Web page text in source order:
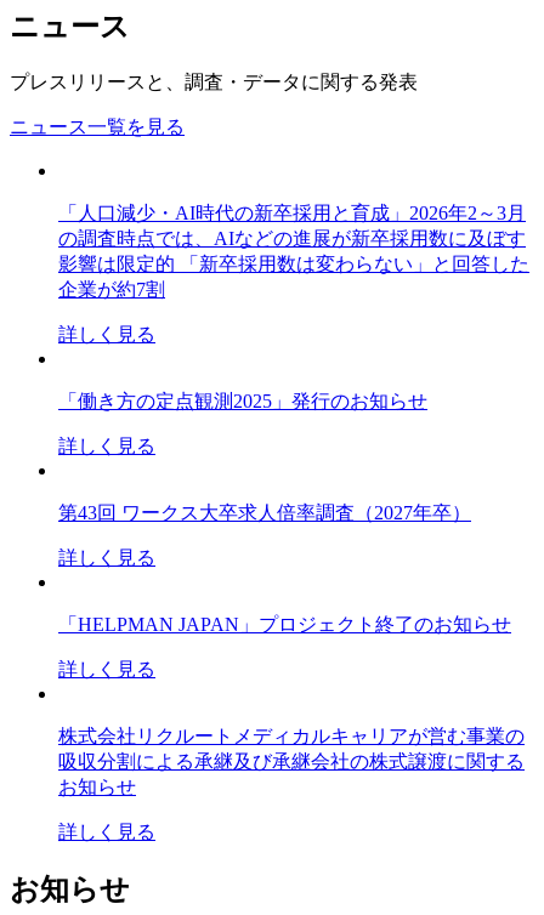
ニュース
プレスリリースと、調査・データに関する発表
ニュース一覧を見る
「人口減少・AI時代の新卒採用と育成」2026年2～3月
の調査時点では、AIなどの進展が新卒採用数に及ぼす
影響は限定的 「新卒採用数は変わらない」と回答した
企業が約7割
詳しく見る
「働き方の定点観測2025」発行のお知らせ
詳しく見る
第43回 ワークス大卒求人倍率調査（2027年卒）
詳しく見る
「HELPMAN JAPAN」プロジェクト終了のお知らせ
詳しく見る
株式会社リクルートメディカルキャリアが営む事業の
吸収分割による承継及び承継会社の株式譲渡に関する
お知らせ
詳しく見る
お知らせ